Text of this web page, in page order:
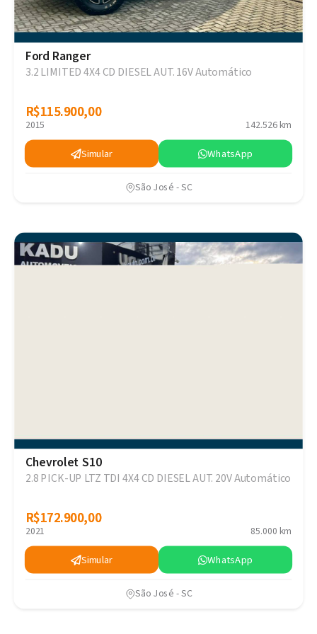
Ford Ranger
3.2 LIMITED 4X4 CD DIESEL AUT. 16V Automático
R$115.900,00
R$115.900,00
2015 142.526 km
Simular WhatsApp
São José - SC
Chevrolet S10
2.8 PICK-UP LTZ TDI 4X4 CD DIESEL AUT. 20V Automático
R$172.900,00
R$172.900,00
2021 85.000 km
Simular WhatsApp
São José - SC